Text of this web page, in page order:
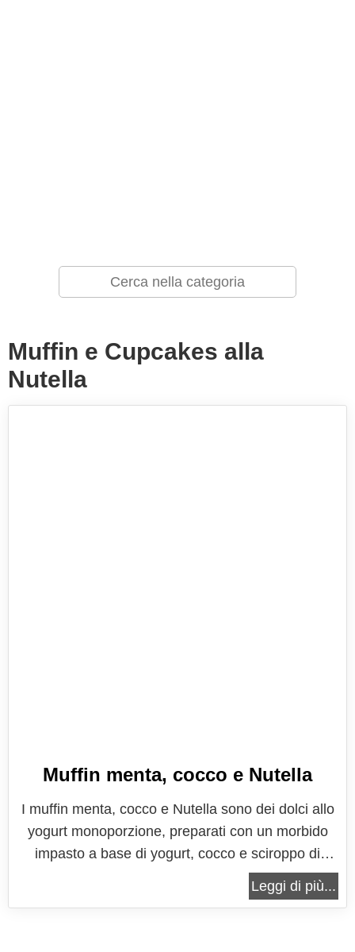
Muffin e Cupcakes alla
Nutella
Muffin menta, cocco e Nutella
I muffin menta, cocco e Nutella sono dei dolci allo
yogurt monoporzione, preparati con un morbido
impasto a base di yogurt, cocco e sciroppo di
menta. Questi piccoli e deliziosi muffin dal colorito
estivo brillante vengono poi farciti con Nutella e
Leggi di più...